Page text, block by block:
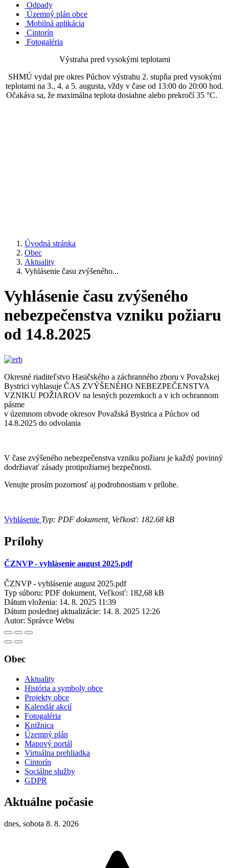
Odpady
Územný plán obce
Mobilná aplikácia
Cintorín
Fotogaléria
Výstraha pred vysokými teplotami
SHMÚ vydal pre okres Púchov výstrahu 2. stupňa pred vysokými
teplotami na 3., 4. a 5. augusta, vždy v čase od 13:00 do 20:00 hod.
Očakáva sa, že maximálna teplota dosiahne alebo prekročí 35 °C.
Úvodná stránka
Obec
Aktuality
Vyhlásenie času zvýšeného...
Vyhlásenie času zvýšeného
nebezpečenstva vzniku požiaru
od 14.8.2025
Okresné riaditeľstvo Hasičského a záchranného zboru v Považskej
Bystrici vyhlasuje ČAS ZVÝŠENÉHO NEBEZPEČENSTVA
VZNIKU POŽIAROV na lesných pozemkoch a v ich ochrannom
pásme
v územnom obvode okresov Považská Bystrica a Púchov od
14.8.2025 do odvolania
V čase zvýšeného nebezpečenstva vzniku požiaru je každý povinný
dodržiavať zásady protipožiarnej bezpečnosti.
Venujte prosím pozornosť aj podrobnostiam v prílohe.
Vyhlásenie Typ: PDF dokument, Veľkosť: 182.68 kB
Prílohy
ČZNVP - vyhlásenie august 2025.pdf
ČZNVP - vyhlásenie august 2025.pdf
Typ súboru: PDF dokument, Veľkosť: 182,68 kB
Dátum vloženia: 14. 8. 2025 11:39
Dátum poslednej aktualizácie: 14. 8. 2025 12:26
Autor: Správce Webu
Obec
Aktuality
História a symboly obce
Projekty obce
Kalendár akcií
Fotogaléria
Knižnica
Územný plán
Mapový portál
Virtuálna prehliadka
Cintorín
Sociálne služby
GDPR
Aktuálne počasie
dnes, sobota 8. 8. 2026